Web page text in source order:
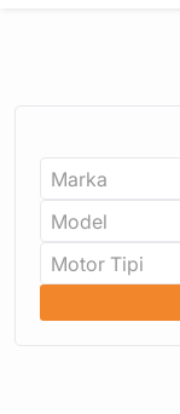
Marka
Model
Motor Tipi